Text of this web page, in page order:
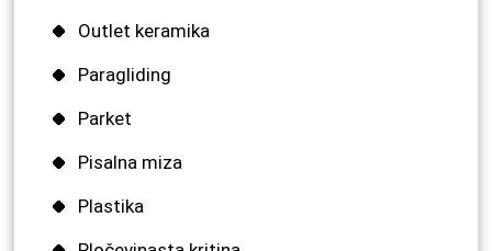
Outlet keramika
Paragliding
Parket
Pisalna miza
Plastika